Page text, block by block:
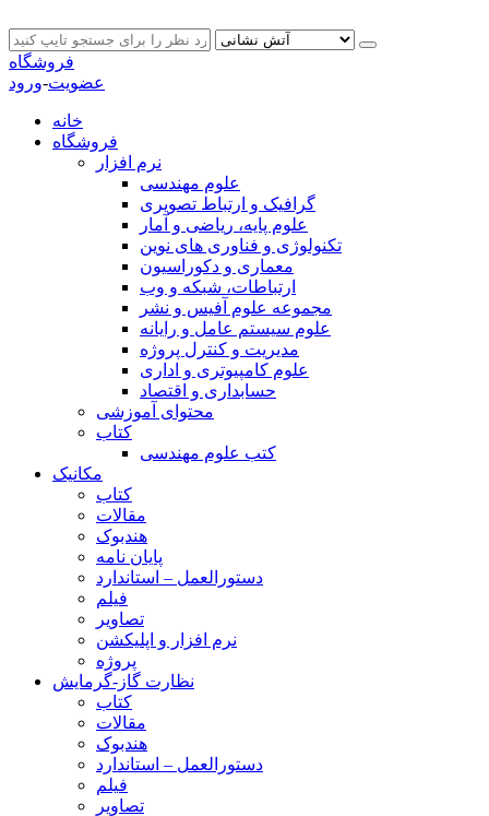
فروشگاه
عضویت-ورود
خانه
فروشگاه
نرم افزار
علوم مهندسی
گرافیک و ارتباط تصویری
علوم پایه، ریاضی و آمار
تکنولوژی و فناوری های نوین
معماری و دکوراسیون
ارتباطات، شبکه و وب
مجموعه علوم آفیس و نشر
علوم سیستم عامل و رایانه
مدیریت و کنترل پروژه
علوم کامپیوتری و اداری
حسابداری و اقتصاد
محتوای آموزشی
کتاب
کتب علوم مهندسی
مکانیک
کتاب
مقالات
هندبوک
پایان نامه
دستورالعمل – استاندارد
فیلم
تصاویر
نرم افزار و اپلیکشن
پروژه
نظارت گاز-گرمایش
کتاب
مقالات
هندبوک
دستورالعمل – استاندارد
فیلم
تصاویر